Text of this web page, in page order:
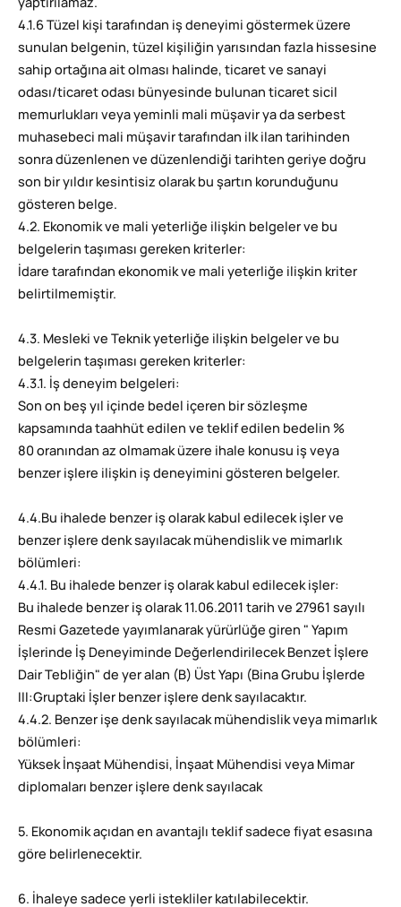
yaptırılamaz.
4.1.6 Tüzel kişi tarafından iş deneyimi göstermek üzere
sunulan belgenin, tüzel kişiliğin yarısından fazla hissesine
sahip ortağına ait olması halinde, ticaret ve sanayi
odası/ticaret odası bünyesinde bulunan ticaret sicil
memurlukları veya yeminli mali müşavir ya da serbest
muhasebeci mali müşavir tarafından ilk ilan tarihinden
sonra düzenlenen ve düzenlendiği tarihten geriye doğru
son bir yıldır kesintisiz olarak bu şartın korunduğunu
gösteren belge.
4.2. Ekonomik ve mali yeterliğe ilişkin belgeler ve bu
belgelerin taşıması gereken kriterler:
İdare tarafından ekonomik ve mali yeterliğe ilişkin kriter
belirtilmemiştir.
4.3. Mesleki ve Teknik yeterliğe ilişkin belgeler ve bu
belgelerin taşıması gereken kriterler:
4.3.1. İş deneyim belgeleri:
Son on beş yıl içinde bedel içeren bir sözleşme
kapsamında taahhüt edilen ve teklif edilen bedelin %
80 oranından az olmamak üzere ihale konusu iş veya
benzer işlere ilişkin iş deneyimini gösteren belgeler.
4.4.Bu ihalede benzer iş olarak kabul edilecek işler ve
benzer işlere denk sayılacak mühendislik ve mimarlık
bölümleri:
4.4.1. Bu ihalede benzer iş olarak kabul edilecek işler:
Bu ihalede benzer iş olarak 11.06.2011 tarih ve 27961 sayılı
Resmi Gazetede yayımlanarak yürürlüğe giren " Yapım
İşlerinde İş Deneyiminde Değerlendirilecek Benzet İşlere
Dair Tebliğin" de yer alan (B) Üst Yapı (Bina Grubu İşlerde
III:Gruptaki İşler benzer işlere denk sayılacaktır.
4.4.2. Benzer işe denk sayılacak mühendislik veya mimarlık
bölümleri:
Yüksek İnşaat Mühendisi, İnşaat Mühendisi veya Mimar
diplomaları benzer işlere denk sayılacak
5. Ekonomik açıdan en avantajlı teklif sadece fiyat esasına
göre belirlenecektir.
6. İhaleye sadece yerli istekliler katılabilecektir.